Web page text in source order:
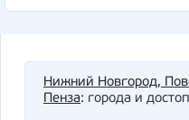
Нижний Новгород,
Пенза: города и